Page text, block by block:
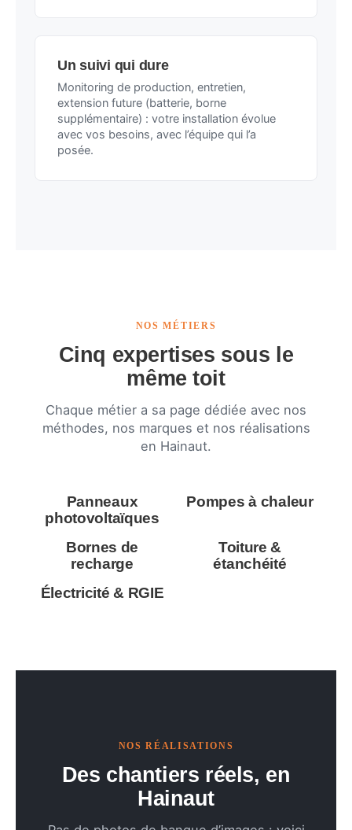
Un suivi qui dure
Monitoring de production, entretien,
extension future (batterie, borne
supplémentaire) : votre installation évolue
avec vos besoins, avec l’équipe qui l’a
posée.
NOS MÉTIERS
Cinq expertises sous le
même toit
Chaque métier a sa page dédiée avec nos
méthodes, nos marques et nos réalisations
en Hainaut.
Panneaux
photovoltaïques
Pompes à chaleur
Bornes de
recharge
Toiture &
étanchéité
Électricité & RGIE
NOS RÉALISATIONS
Des chantiers réels, en
Hainaut